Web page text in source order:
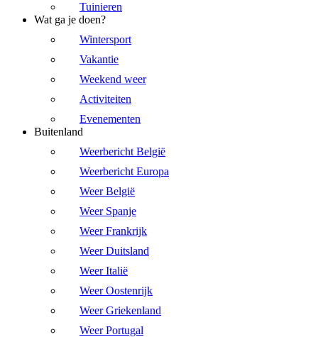
Tuinieren
Wat ga je doen?
Wintersport
Vakantie
Weekend weer
Activiteiten
Evenementen
Buitenland
Weerbericht België
Weerbericht Europa
Weer België
Weer Spanje
Weer Frankrijk
Weer Duitsland
Weer Italië
Weer Oostenrijk
Weer Griekenland
Weer Portugal